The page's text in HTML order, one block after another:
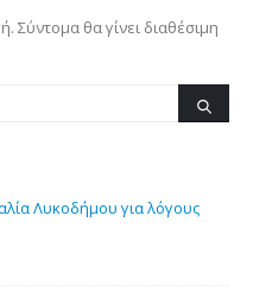
Σύντομα θα γίνει διαθέσιμη
Λυκοδήμου για λόγους